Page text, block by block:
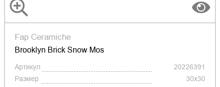
Fap Ceramiche
Brooklyn Brick Snow Mos
Артикул
20226391
Размер
30x30